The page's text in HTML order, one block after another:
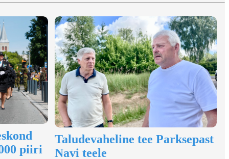
piiri
Taludevaheline tee Parksepast
Navi teele